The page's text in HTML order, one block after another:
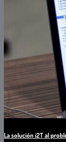
La solución i2T al